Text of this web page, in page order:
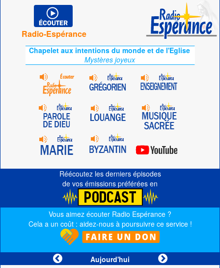
Radio-Espérance
Chapelet aux intentions du monde et de l'Eglise
Mystères joyeux
Réécoutez les derniers épisodes
de vos émissions préférées en
Vous aimez écouter Radio Espérance ?
Cela a un coût : aidez-nous à poursuivre ce service !
Aujourd'hui